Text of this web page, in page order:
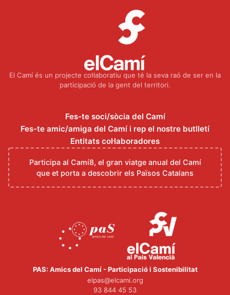
El Camí és un projecte col·laboratiu que té la seva raó de ser en la
participació de la gent del territori.
Fes-te soci/sòcia del Camí
Fes-te amic/amiga del Camí i rep el nostre butlletí
Entitats col·laboradores
Participa al Camí8, el gran viatge anual del Camí
que et porta a descobrir els Països Catalans
PAS: Amics del Camí - Participació i Sostenibilitat
elpas@elcami.org
93 844 45 53